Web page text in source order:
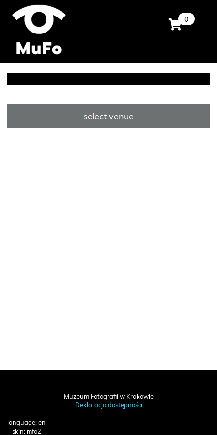
0
select venue
Muzeum Fotografii w Krakowie
Deklaracja dostępności
language: en
skin: mfo2